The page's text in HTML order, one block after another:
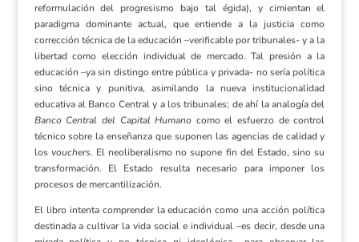
reformulación del progresismo bajo tal égida), y cimientan el
paradigma dominante actual, que entiende a la justicia como
corrección técnica de la educación –verificable por tribunales- y a la
libertad como elección individual de mercado. Tal presión a la
educación –ya sin distingo entre pública y privada- no sería política
sino técnica y punitiva, asimilando la nueva institucionalidad
educativa al Banco Central y a los tribunales; de ahí la analogía del
Banco Central del Capital Humano como el esfuerzo de control
técnico sobre la enseñanza que suponen las agencias de calidad y
los vouchers. El neoliberalismo no supone fin del Estado, sino su
transformación. El Estado resulta necesario para imponer los
procesos de mercantilización.
El libro intenta comprender la educación como una acción política
destinada a cultivar la vida social e individual –es decir, desde una